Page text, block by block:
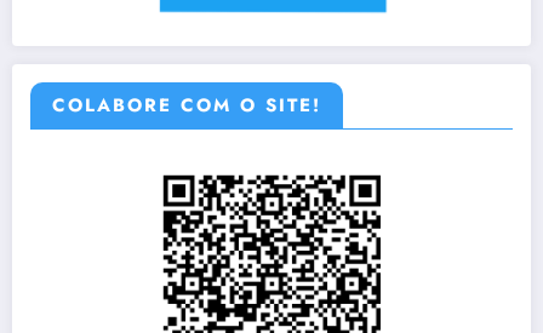
COLABORE COM O SITE!